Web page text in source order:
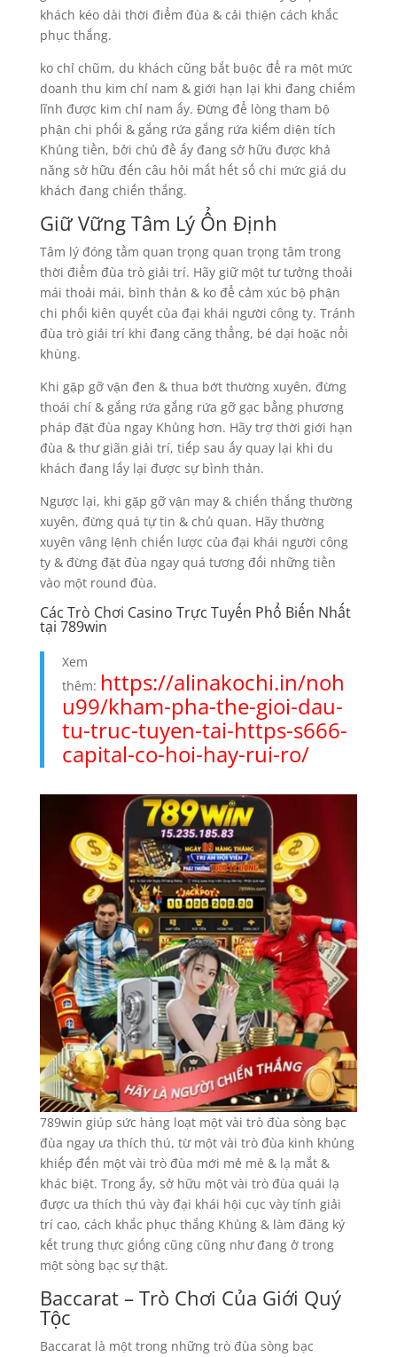
khách kéo dài thời điểm đùa & cải thiện cách khắc
phục thắng.
ko chỉ chũm, du khách cũng bắt buộc để ra một mức
doanh thu kim chỉ nam & giới hạn lại khi đang chiếm
lĩnh được kim chỉ nam ấy. Đừng để lòng tham bộ
phận chi phối & gắng rứa gắng rứa kiếm diện tích
Khủng tiền, bởi chủ đề ấy đang sở hữu được khả
năng sở hữu đến câu hỏi mất hết số chi mức giá du
khách đang chiến thắng.
Giữ Vững Tâm Lý Ổn Định
Tâm lý đóng tầm quan trọng quan trọng tâm trong
thời điểm đùa trò giải trí. Hãy giữ một tư tưởng thoải
mái thoải mái, bình thản & ko để cảm xúc bộ phận
chi phối kiên quyết của đại khái người công ty. Tránh
đùa trò giải trí khi đang căng thẳng, bé dại hoặc nổi
khùng.
Khi gặp gỡ vận đen & thua bớt thường xuyên, đừng
thoái chí & gắng rứa gắng rứa gỡ gạc bằng phương
pháp đặt đùa ngay Khủng hơn. Hãy trợ thời giới hạn
đùa & thư giãn giải trí, tiếp sau ấy quay lại khi du
khách đang lấy lại được sự bình thản.
Ngược lại, khi gặp gỡ vận may & chiến thắng thường
xuyên, đừng quá tự tin & chủ quan. Hãy thường
xuyên vâng lệnh chiến lược của đại khái người công
ty & đừng đặt đùa ngay quá tương đối những tiền
vào một round đùa.
Các Trò Chơi Casino Trực Tuyến Phổ Biến Nhất
tại 789win
Xem
thêm: https://alinakochi.in/noh
u99/kham-pha-the-gioi-dau-
tu-truc-tuyen-tai-https-s666-
capital-co-hoi-hay-rui-ro/
789win giúp sức hàng loạt một vài trò đùa sòng bạc
đùa ngay ưa thích thú, từ một vài trò đùa kinh khủng
khiếp đến một vài trò đùa mới mẻ mẻ & lạ mắt &
khác biệt. Trong ấy, sở hữu một vài trò đùa quái lạ
được ưa thích thú vày đại khái hội cục vày tính giải
trí cao, cách khắc phục thắng Khủng & làm đăng ký
kết trung thực giống cũng cũng như đang ở trong
một sòng bạc sự thật.
Baccarat – Trò Chơi Của Giới Quý
Tộc
Baccarat là một trong những trò đùa sòng bạc